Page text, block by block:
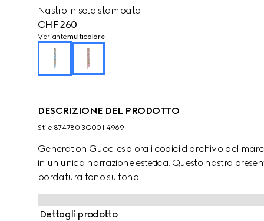
Nastro in seta stampata
CHF 260
Variantemulticolore
DESCRIZIONE DEL PRODOTTO
Stile ‎874780 3G001 4969
Generation Gucci esplora i codici d'archivio del
in un'unica narrazione estetica. Questo nastro
bordatura tono su tono.
Dettagli prodotto